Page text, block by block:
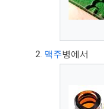
맥주병에서